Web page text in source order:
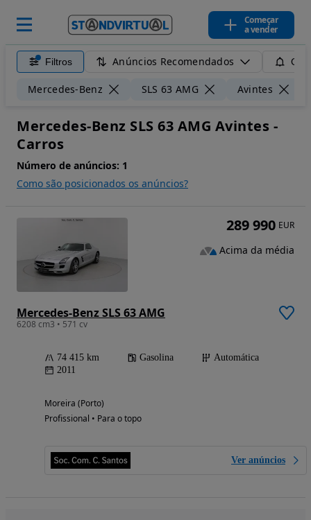
Começar
a vender
Filtros Anúncios Recomendados
Mercedes-Benz SLS 63 AMG Avintes
Mercedes-Benz SLS 63 AMG Avintes -
Carros
Número de anúncios: 1
Como são posicionados os anúncios?
Mercedes-Benz SLS 63 AMG
6208 cm3 • 571 cv
74 415 km Gasolina
Automática
2011
Moreira (Porto)
Profissional • Para o topo
Ver anúncios
289 990 EUR
Acima da média